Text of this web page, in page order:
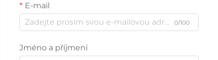
E-mail
0/100
Jméno a příjmení